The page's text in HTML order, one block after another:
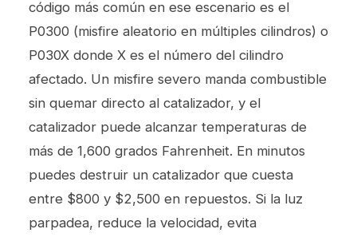
código más común en ese escenario es el
P0300 (misfire aleatorio en múltiples cilindros) o
P030X donde X es el número del cilindro
afectado. Un misfire severo manda combustible
sin quemar directo al catalizador, y el
catalizador puede alcanzar temperaturas de
más de 1,600 grados Fahrenheit. En minutos
puedes destruir un catalizador que cuesta
entre $800 y $2,500 en repuestos. Si la luz
parpadea, reduce la velocidad, evita